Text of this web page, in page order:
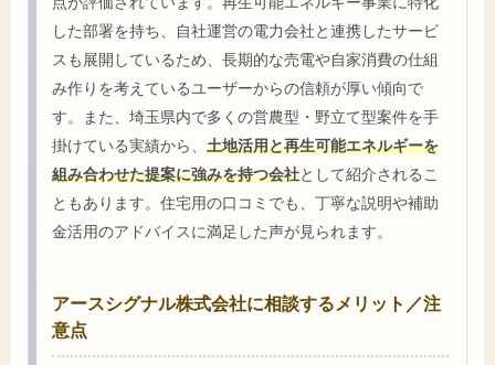
した部署を持ち、自社運営の電力会社と連携したサービ
スも展開しているため、長期的な売電や自家消費の仕組
み作りを考えているユーザーからの信頼が厚い傾向で
す。また、埼玉県内で多くの営農型・野立て型案件を手
掛けている実績から、 土地活用と再生可能エネルギーを
組み合わせた提案に強みを持つ会社として紹介されるこ
ともあります。住宅用の口コミでも、丁寧な説明や補助
金活用のアドバイスに満足した声が見られます。
アースシグナル株式会社に相談するメリット／注
意点